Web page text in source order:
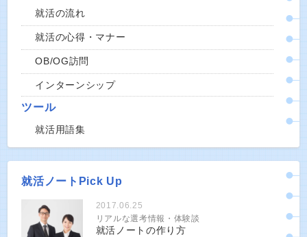
就活の流れ
就活の心得・マナー
OB/OG訪問
インターンシップ
ツール
就活用語集
就活ノートPick Up
2017.06.25
リアルな選考情報・体験談
就活ノートの作り方